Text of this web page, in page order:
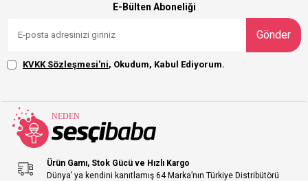
E-Bülten Aboneliği
Gönder
KVKK Sözleşmesi'ni, Okudum, Kabul Ediyorum.
Ürün Gamı, Stok Gücü ve Hızlı Kargo
Dünya’ ya kendini kanıtlamış 64 Marka’nın Türkiye Distribütörü